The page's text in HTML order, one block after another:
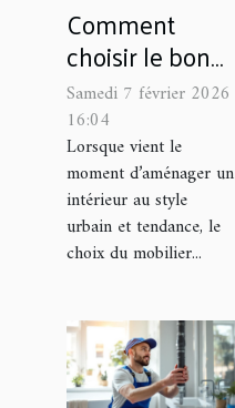
Comment
choisir le bon
meuble
industriel pour
votre espace
Samedi 7 février 2026
16:04
Lorsque vient le
moment d’aménager un
intérieur au style
urbain et tendance, le
choix du mobilier...